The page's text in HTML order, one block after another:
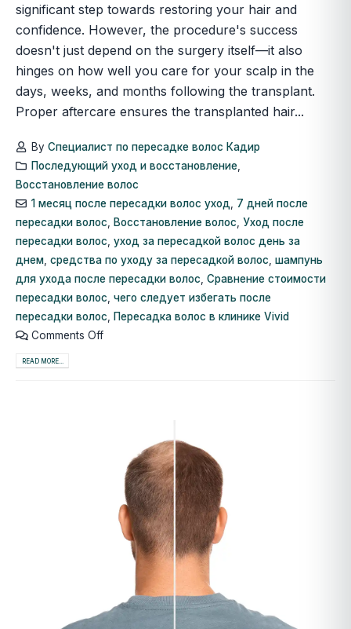
significant step towards restoring your hair and
confidence. However, the procedure's success
doesn't just depend on the surgery itself—it also
hinges on how well you care for your scalp in the
days, weeks, and months following the transplant.
Proper aftercare ensures the transplanted hair...
By Специалист по пересадке волос Кадир
Последующий уход и восстановление,
Восстановление волос
1 месяц после пересадки волос уход
7 дней после
пересадки волос
Восстановление волос Уход после
пересадки волос уход за пересадкой волос день за
днем средства по уходу за пересадкой волос шампунь
для ухода после пересадки волос Сравнение стоимости
пересадки волос чего следует избегать после
пересадки волос
Пересадка волос в клинике Vivid
Comments Off
READ MORE...